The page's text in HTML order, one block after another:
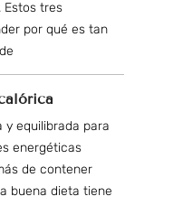
Estos tres
por qué es tan
y equilibrada para
energéticas
de contener
buena dieta tiene